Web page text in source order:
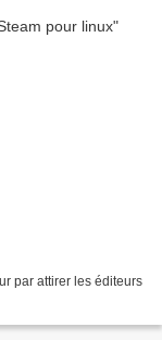
par attirer les éditeurs